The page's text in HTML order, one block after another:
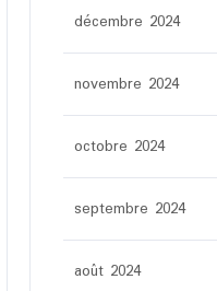
décembre 2024
novembre 2024
octobre 2024
septembre 2024
août 2024